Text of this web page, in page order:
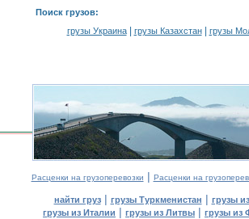
Поиск грузов:
грузы Украина| грузы Казахстан| грузы
Расценки на грузоперевозки | Расценки на
найти груз| грузы Туркменистан | грузы
грузы из Италии | грузы из Литвы | грузы из